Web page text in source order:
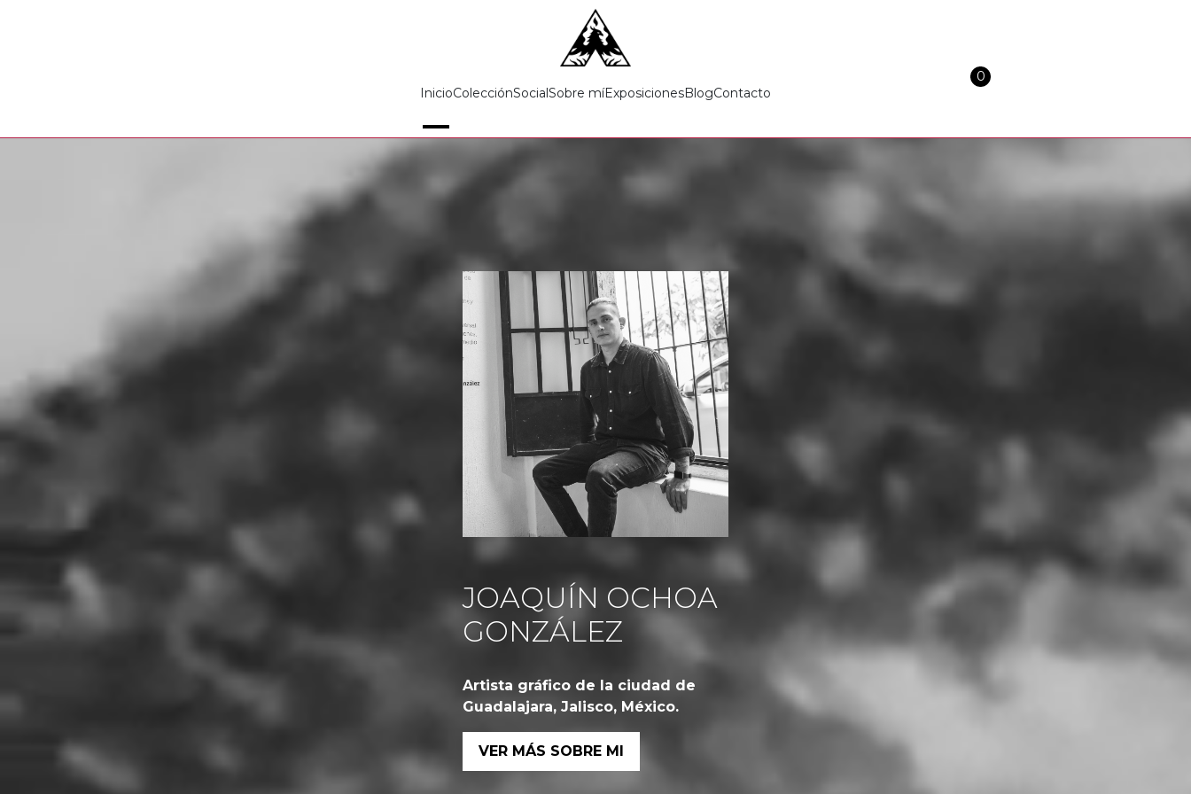
InicioColecciónSocialSobre míExposicionesBlogContacto
0
NUEVA
Rhamparte
50X60cm
JOAQUÍN OCHOA
GONZÁLEZ
Artista gráfico de la ciudad de
Guadalajara, Jalisco, México.
VER MÁS SOBRE MI